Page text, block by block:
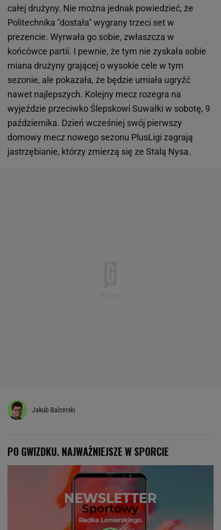
całej drużyny. Nie można jednak powiedzieć, że
Politechnika "dostała" wygrany trzeci set w
prezencie. Wyrwała go sobie, zwłaszcza w
końcówce partii. I pewnie, że tym nie zyskała sobie
miana drużyny grającej o wysokie cele w tym
sezonie, ale pokazała, że będzie umiała ugryźć
nawet najlepszych. Kolejny mecz rozegra na
wyjeździe przeciwko Ślepskowi Suwałki w sobotę, 9
października. Dzień wcześniej swój pierwszy
domowy mecz nowego sezonu PlusLigi zagrają
jastrzębianie, którzy zmierzą się ze Stalą Nysa.
Jakub Balcerski